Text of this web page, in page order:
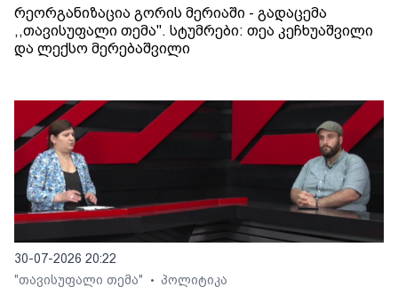
რეორგანიზაცია გორის მერიაში - გადაცემა
,,თავისუფალი თემა". სტუმრები: თეა კეჩხუაშვილი
და ლექსო მერებაშვილი
30-07-2026 20:22
"თავისუფალი თემა"
• პოლიტიკა